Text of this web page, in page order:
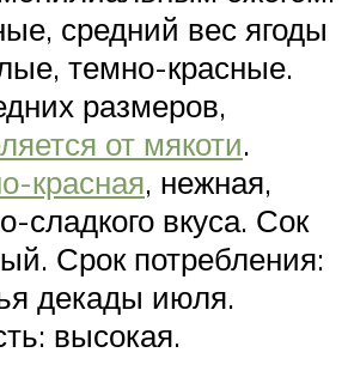
средний вес ягоды
темно-красные.
размеров,
от мякоти.
красная, нежная,
сладкого вкуса. Сок
Срок потребления:
декады июля.
высокая.